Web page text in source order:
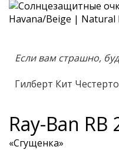
Если вам страшно,
Гилберт Кит
Ray-Ban RB
«Сгущенка»